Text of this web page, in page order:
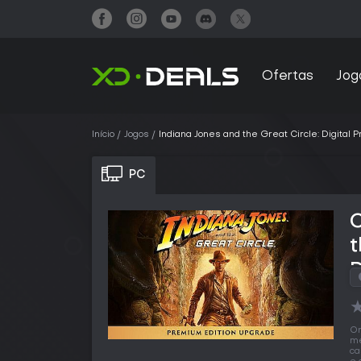
Ofertas
Início Jogos Indiana Jones and the Great Circle: Digital
PC